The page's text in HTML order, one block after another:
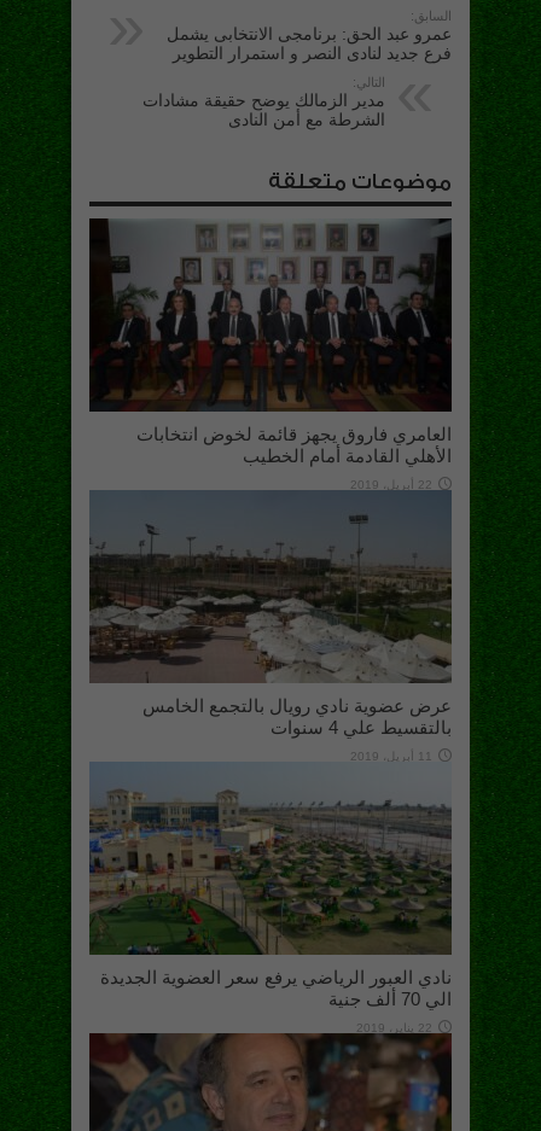
السابق:
عمرو عبد الحق: برنامجى الانتخابى يشمل
فرع جديد لنادى النصر و استمرار التطوير
التالي:
مدير الزمالك يوضح حقيقة مشادات
الشرطة مع أمن النادى
موضوعات متعلقة
العامري فاروق يجهز قائمة لخوض انتخابات
الأهلي القادمة أمام الخطيب
22 أبريل، 2019
عرض عضوية نادي رويال بالتجمع الخامس
بالتقسيط علي 4 سنوات
11 أبريل، 2019
نادي العبور الرياضي يرفع سعر العضوية الجديدة
الي 70 ألف جنية
22 يناير، 2019